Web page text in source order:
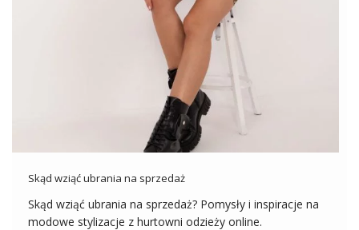
Skąd wziąć ubrania na sprzedaż
Skąd wziąć ubrania na sprzedaż? Pomysły i inspiracje na
modowe stylizacje z hurtowni odzieży online.